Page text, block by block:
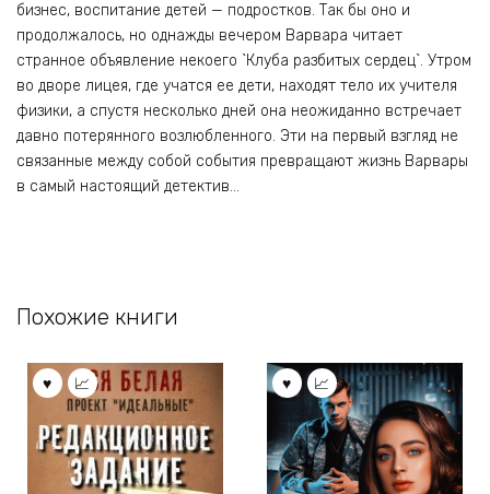
бизнес, воспитание детей — подростков. Так бы оно и
продолжалось, но однажды вечером Варвара читает
странное объявление некоего `Клуба разбитых сердец`. Утром
во дворе лицея, где учатся ее дети, находят тело их учителя
физики, а спустя несколько дней она неожиданно встречает
давно потерянного возлюбленного. Эти на первый взгляд не
связанные между собой события превращают жизнь Варвары
в самый настоящий детектив…
Похожие книги